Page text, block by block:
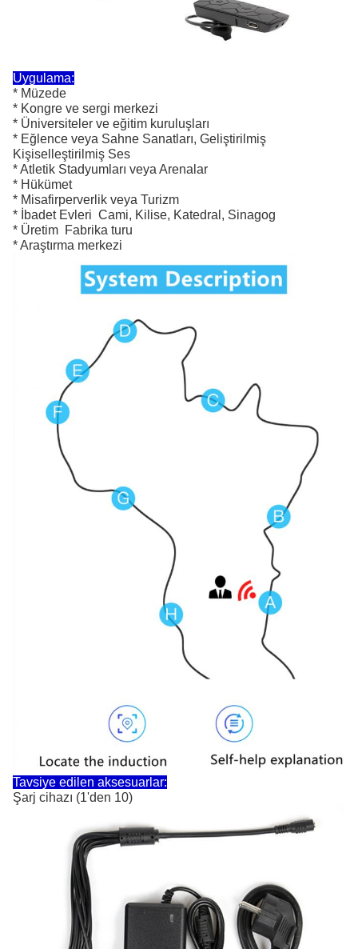
Uygulama:
* Müzede
* Kongre ve sergi merkezi
* Üniversiteler ve eğitim kuruluşları
* Eğlence veya Sahne Sanatları, Geliştirilmiş
Kişiselleştirilmiş Ses
* Atletik Stadyumları veya Arenalar
* Hükümet
* Misafirperverlik veya Turizm
* İbadet Evleri ️ Cami, Kilise, Katedral, Sinagog
* Üretim ️ Fabrika turu
* Araştırma merkezi
Tavsiye edilen aksesuarlar:
Şarj cihazı (1'den 10)